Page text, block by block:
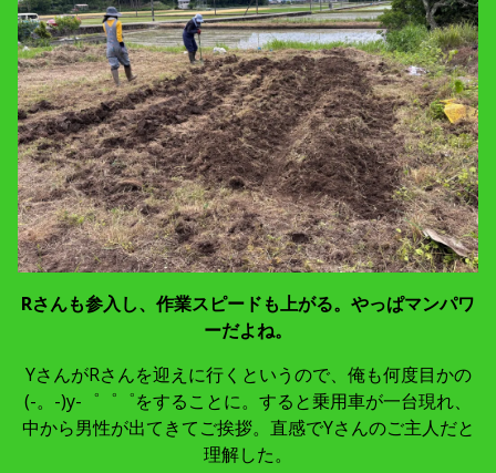
Rさんも参入し、作業スピードも上がる。やっぱマンパワ
ーだよね。
YさんがRさんを迎えに行くというので、俺も何度目かの
(-。-)y-゜゜゜をすることに。すると乗用車が一台現れ、
中から男性が出てきてご挨拶。直感でYさんのご主人だと
理解した。